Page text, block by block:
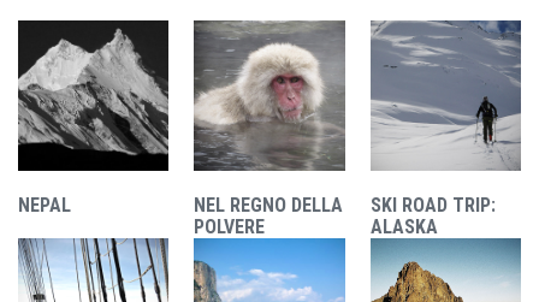
NEPAL
NEL REGNO DELLA
POLVERE
SKI ROAD TRIP:
ALASKA